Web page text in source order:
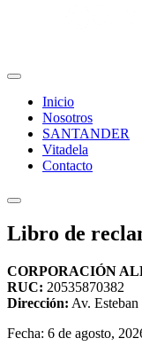
Inicio
Nosotros
SANTANDER
Vitadela
Contacto
Libro de
CORPORACIÓN
RUC: 20535870382
Dirección: Av.
Fecha: 6 de agosto,